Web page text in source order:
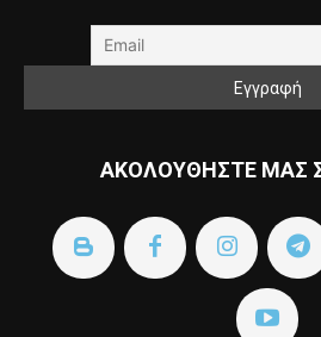
ΑΚΟΛΟΥΘΗΣΤΕ ΜΑΣ